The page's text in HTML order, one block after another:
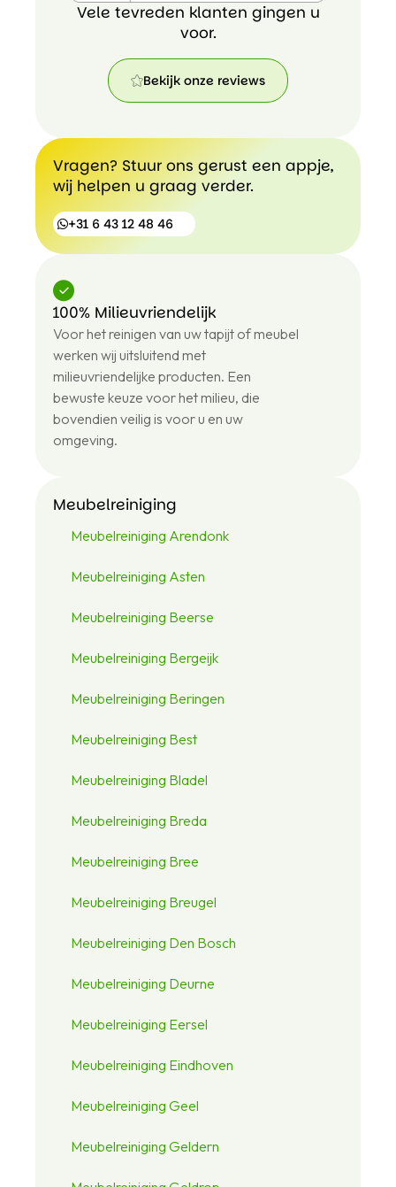
Vele tevreden klanten gingen u
voor.
Bekijk onze reviews
reviews
Vragen? Stuur ons gerust een appje,
wij helpen u graag verder.
+31 6 43 12 48 46
+31
6
43
12
48
46
100% Milieuvriendelijk
Voor het reinigen van uw tapijt of meubel
werken wij uitsluitend met
milieuvriendelijke producten. Een
bewuste keuze voor het milieu, die
bovendien veilig is voor u en uw
omgeving.
Meubelreiniging
Meubelreiniging Arendonk
Meubelreiniging Asten
Meubelreiniging Beerse
Meubelreiniging Bergeijk
Meubelreiniging Beringen
Meubelreiniging Best
Meubelreiniging Bladel
Meubelreiniging Breda
Meubelreiniging Bree
Meubelreiniging Breugel
Meubelreiniging Den Bosch
Meubelreiniging Deurne
Meubelreiniging Eersel
Meubelreiniging Eindhoven
Meubelreiniging Geel
Meubelreiniging Geldern